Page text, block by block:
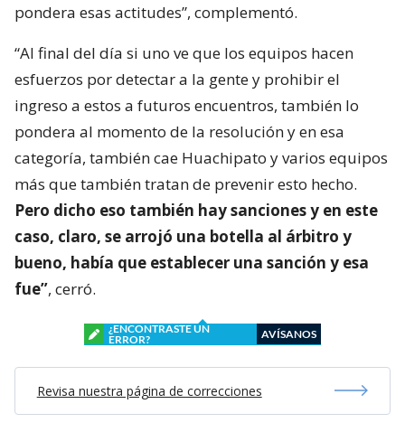
pondera esas actitudes”, complementó.
“Al final del día si uno ve que los equipos hacen
esfuerzos por detectar a la gente y prohibir el
ingreso a estos a futuros encuentros, también lo
pondera al momento de la resolución y en esa
categoría, también cae Huachipato y varios equipos
más que también tratan de prevenir esto hecho.
Pero dicho eso también hay sanciones y en este
caso, claro, se arrojó una botella al árbitro y
bueno, había que establecer una sanción y esa
fue”, cerró.
¿ENCONTRASTE UN
ERROR?
AVÍSANOS
Revisa nuestra página de correcciones